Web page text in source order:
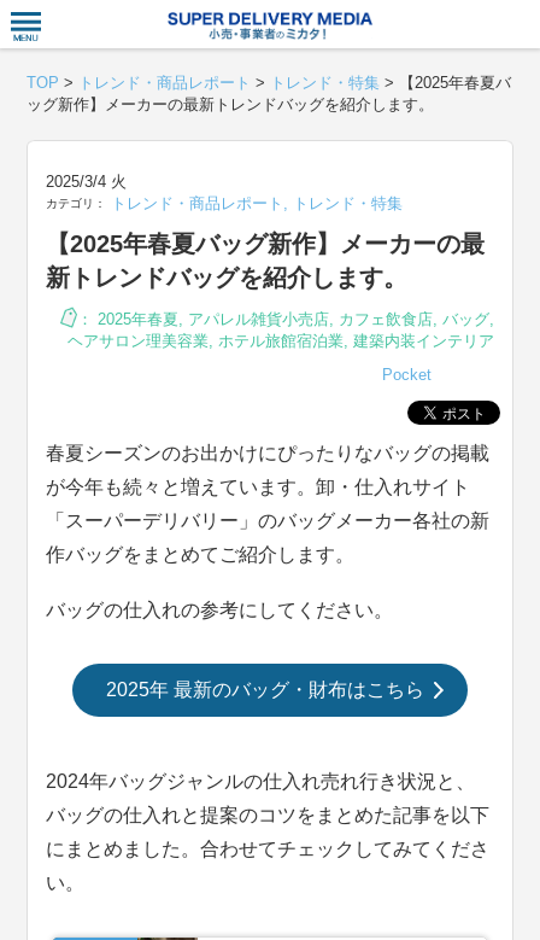
TOP > トレンド・商品レポート > トレンド・特集 >
【2025年春夏バ
ッグ新作】メーカーの最新トレンドバッグを紹介します。
2025/3/4 火
カテゴリ： トレンド・商品レポート , トレンド・特集
【2025年春夏バッグ新作】メーカーの最
新トレンドバッグを紹介します。
： 2025年春夏, アパレル雑貨小売店, カフェ飲食店, バッグ,
ヘアサロン理美容業, ホテル旅館宿泊業, 建築内装インテリア
Pocket
春夏シーズンのお出かけにぴったりなバッグの掲載
が今年も続々と増えています。卸・仕入れサイト
「スーパーデリバリー」のバッグメーカー各社の新
作バッグをまとめてご紹介します。
バッグの仕入れの参考にしてください。
2025年 最新のバッグ・財布はこちら
2024年バッグジャンルの仕入れ売れ行き状況と、
バッグの仕入れと提案のコツをまとめた記事を以下
にまとめました。合わせてチェックしてみてくださ
い。